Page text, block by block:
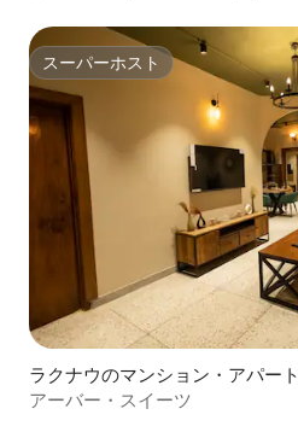
スーパーホスト
スーパーホスト
ラクナウのマンション・アパート
アーバー・スイーツ